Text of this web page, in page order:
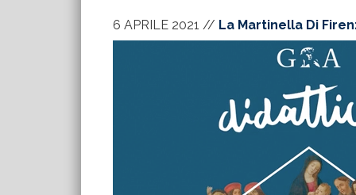
6 APRILE 2021 // La Martinella Di